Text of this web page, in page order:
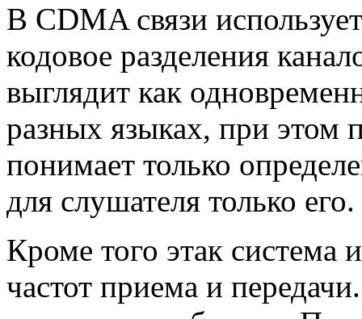
В CDMA связи
кодовое разделения
выглядит как
разных языках, при этом
понимает только
для слушателя только его.
Кроме того этак система
частот приема и